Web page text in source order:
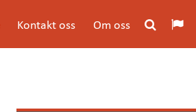
Kontakt oss Om oss